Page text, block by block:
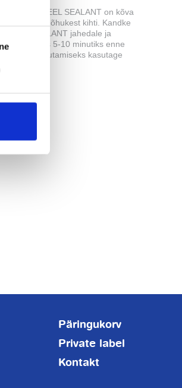
WHEEL SEALANT on kõva
ainult väga õhukest kihti. Kandke
SEALANT jahedale ja
jätke umbes 5-10 minutiks enne
saavutamiseks kasutage
kihti.
Päringukorv
Private label
Kontakt